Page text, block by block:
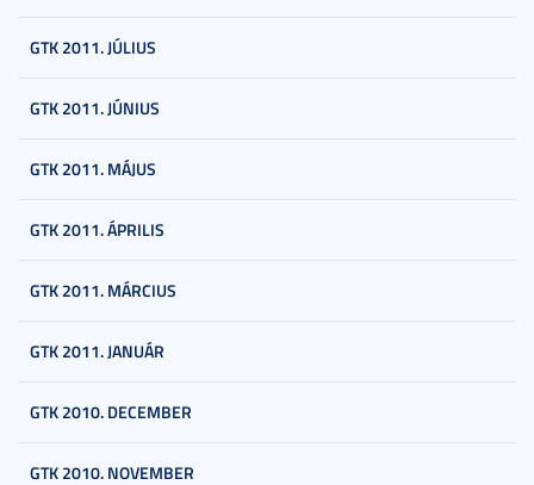
GTK 2011. JÚLIUS
GTK 2011. JÚNIUS
GTK 2011. MÁJUS
GTK 2011. ÁPRILIS
GTK 2011. MÁRCIUS
GTK 2011. JANUÁR
GTK 2010. DECEMBER
GTK 2010. NOVEMBER